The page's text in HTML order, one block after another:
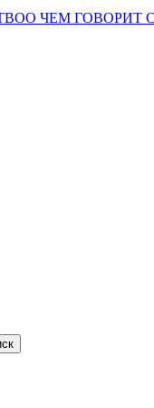
О ЧЕМ ГОВОРИТ